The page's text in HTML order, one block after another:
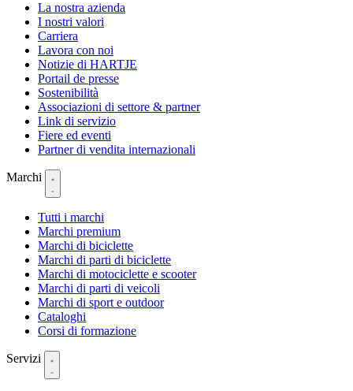
La nostra azienda
I nostri valori
Carriera
Lavora con noi
Notizie di HARTJE
Portail de presse
Sostenibilità
Associazioni di settore & partner
Link di servizio
Fiere ed eventi
Partner di vendita internazionali
Marchi
Tutti i marchi
Marchi premium
Marchi di biciclette
Marchi di parti di biciclette
Marchi di motociclette e scooter
Marchi di parti di veicoli
Marchi di sport e outdoor
Cataloghi
Corsi di formazione
Servizi